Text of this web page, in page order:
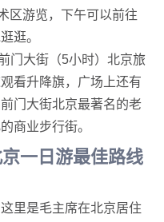
区游览，下午可以前往
逛。
门大街（5小时）北京旅
看升降旗，广场上还有
门大街北京最著名的老
商业步行街。
一日游最佳路线
里是毛主席在北京居住